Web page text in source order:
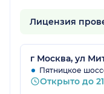
Лицензия
г Москва, ул
Пятницкое
Открыто до